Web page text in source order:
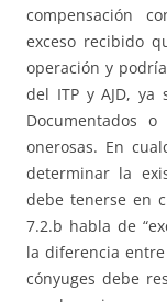
compensación
exceso recibido
operación y
del ITP y AJD, ya
Documentados
onerosas. En
determinar la
debe tenerse en
7.2.b habla de
la diferencia
cónyuges debe